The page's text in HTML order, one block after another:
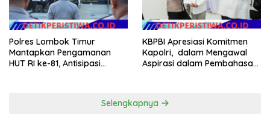
Polres Lombok Timur
Mantapkan Pengamanan
HUT RI ke-81, Antisipasi
KBPBI Apresiasi Komitmen
Kapolri, dalam Mengawal
Aspirasi dalam Pembahasan
Selengkapnya